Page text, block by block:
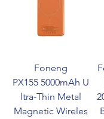
Foneng
PX155 5000mAh U
ltra-Thin Metal
Magnetic Wireles